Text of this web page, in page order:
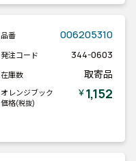
品番 006205310
発注コード 344-0603
在庫数 取寄品
オレンジブック
価格(税抜)
￥1,152